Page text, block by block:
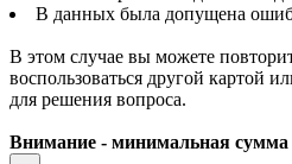
В данных была допущена
В этом случае вы можете
воспользоваться другой картой
для решения вопроса.
Внимание - минимальная сумма